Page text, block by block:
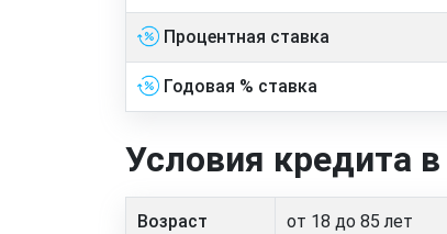
Процентная ставка
Годовая % ставка
Условия кредита
Возраст от 18 до 85 лет